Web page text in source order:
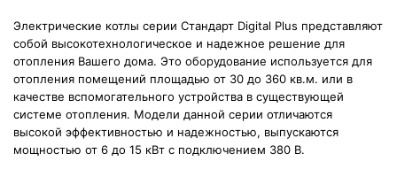
Электрические котлы серии Стандарт Digital Plus представляют
собой высокотехнологическое и надежное решение для
отопления Вашего дома. Это оборудование используется для
отопления помещений площадью от 30 до 360 кв.м. или в
качестве вспомогательного устройства в существующей
системе отопления. Модели данной серии отличаются
высокой эффективностью и надежностью, выпускаются
мощностью от 6 до 15 кВт с подключением 380 В.